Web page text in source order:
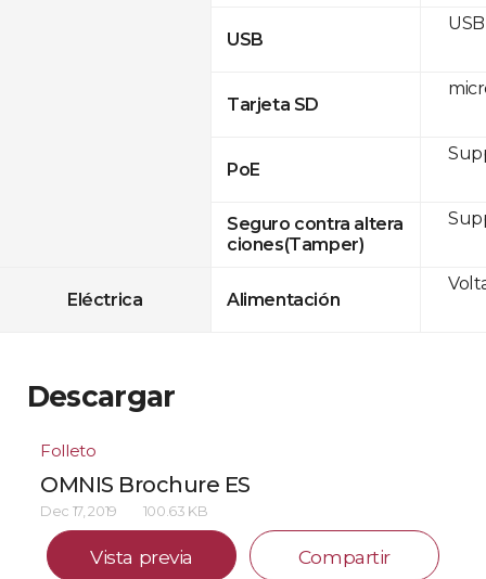
USB
Tarjeta SD
PoE
Seguro contra altera
ciones(Tamper)
Eléctrica Alimentación
Descargar
Folleto
OMNIS Brochure ES
Dec 17, 2019 100.63 KB
Vista previa Compartir